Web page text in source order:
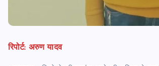
रिपोर्ट: अरुण यादव